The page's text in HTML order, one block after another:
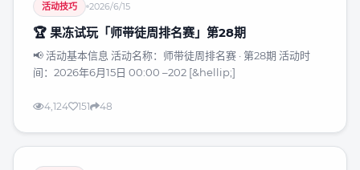
活动技巧 2026/6/15
🏆 果冻试玩「师带徒周排名赛」第28期
📢 活动基本信息 活动名称：师带徒周排名赛 · 第28期 活动时
间：2026年6月15日 00:00 –202 [&hellip;]
4,124 151 48